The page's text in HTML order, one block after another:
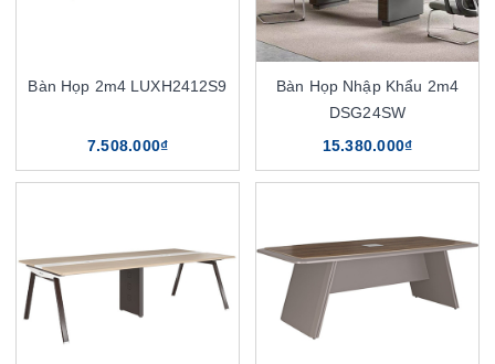
Bàn Họp 2m4 LUXH2412S9
7.508.000₫
Bàn Họp Nhập Khẩu 2m4
DSG24SW
15.380.000₫